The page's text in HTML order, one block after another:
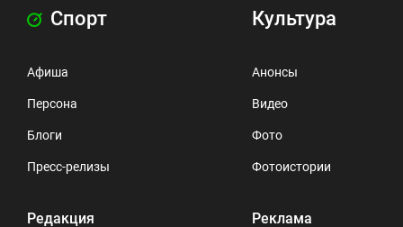
Спорт
Афиша
Персона
Блоги
Пресс-релизы
Редакция
Культура
Анонсы
Видео
Фото
Фотоистории
Реклама